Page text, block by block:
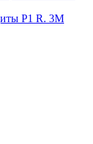
P1 R. 3М